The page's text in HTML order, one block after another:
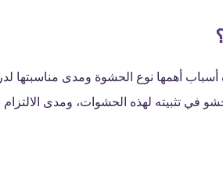
أهمها نوع الحشوة ومدى مناسبتها
في تثبيته لهذه الحشوات، ومدى الالتزام